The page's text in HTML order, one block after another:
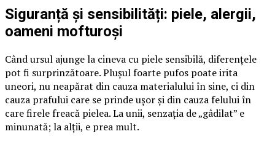
Siguranță și sensibilități: piele, alergii,
oameni mofturoși
Când ursul ajunge la cineva cu piele sensibilă, diferențele
pot fi surprinzătoare. Plușul foarte pufos poate irita
uneori, nu neapărat din cauza materialului în sine, ci din
cauza prafului care se prinde ușor și din cauza felului în
care firele freacă pielea. La unii, senzația de „gâdilat” e
minunată; la alții, e prea mult.